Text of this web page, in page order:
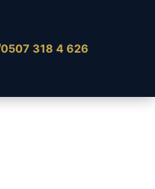
0507 318 4 626